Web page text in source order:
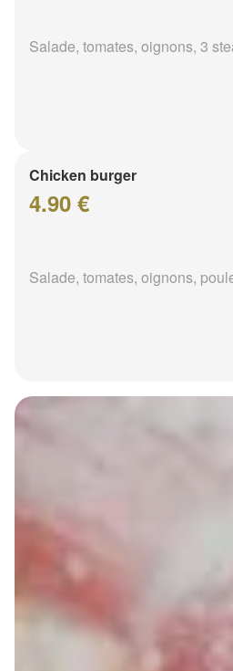
Salade, tomates, oignons, 3
Chicken burger
4.90 €
Salade, tomates, oignons,